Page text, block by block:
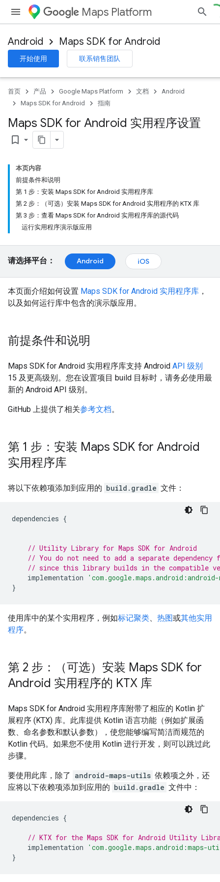
Maps Platform
Android Maps SDK for Android
开始使用 联系销售团队
首页 产品 Google Maps Platform 文档
Android
Maps SDK for Android
指南
Maps SDK for Android 实用程序设置
bookmark_border
本页内容
前提条件和说明
第 1 步：安装 Maps SDK for Android 实用程序库
第 2 步：（可选）安装 Maps SDK for Android 实用程序的 KTX 库
第 3 步：查看 Maps SDK for Android 实用程序库的源代码
运行实用程序演示版应用
请选择平台： Android iOS
本页面介绍如何设置 Maps SDK for Android 实用程序库 ，
以及如何运行库中包含的演示版应用。
前提条件和说明
Maps SDK for Android 实用程序库支持 Android API 级别
15 及更高级别。您在设置项目 build 目标时，请务必使用最
新的 Android API 级别。
GitHub 上提供了相关参考文档。
第 1 步：安装 Maps SDK for Android
实用程序库
将以下依赖项添加到应用的 build.gradle 文件：
dependencies {
// Utility Library for Maps SDK for Android
// You do not need to add a separate dependency
// since this library builds in the compatible
implementation
}
使用库中的某个实用程序，例如标记聚类、 热图或其他实用
程序。
第 2 步：（可选）安装 Maps SDK for
Android 实用程序的 KTX 库
Maps SDK for Android 实用程序库附带了相应的 Kotlin 扩
展程序 (KTX) 库。此库提供 Kotlin 语言功能（例如扩展函
数、命名参数和默认参数），使您能够编写简洁而规范的
Kotlin 代码。如果您不使用 Kotlin 进行开发，则可以跳过此
步骤。
要使用此库，除了 android-maps-utils 依赖项之外，还
应将以下依赖项添加到应用的 build.gradle 文件中：
dependencies {
// KTX for the Maps SDK for Android Utility
implementation
}